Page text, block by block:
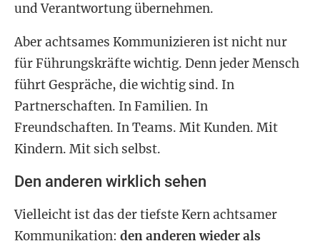
und Verantwortung übernehmen.
Aber achtsames Kommunizieren ist nicht nur
für Führungskräfte wichtig. Denn jeder Mensch
führt Gespräche, die wichtig sind. In
Partnerschaften. In Familien. In
Freundschaften. In Teams. Mit Kunden. Mit
Kindern. Mit sich selbst.
Den anderen wirklich sehen
Vielleicht ist das der tiefste Kern achtsamer
Kommunikation: den anderen wieder als